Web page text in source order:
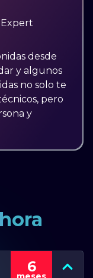
desde
y algunos
no solo te
pero
y
6